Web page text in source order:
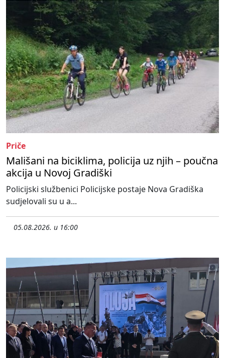
Priče
Mališani na biciklima, policija uz njih – poučna
akcija u Novoj Gradiški
Policijski službenici Policijske postaje Nova Gradiška
sudjelovali su u a...
05.08.2026. u 16:00